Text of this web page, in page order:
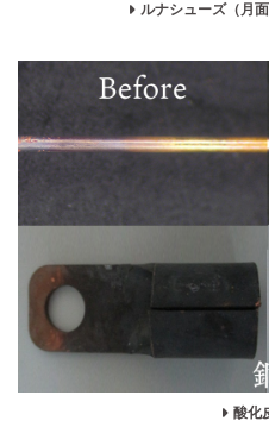
ルナシューズ（月
酸化